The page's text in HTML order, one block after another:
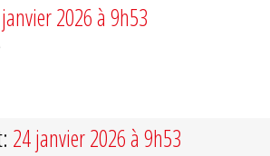
2026 à 9h53
24 janvier 2026 à 9h53